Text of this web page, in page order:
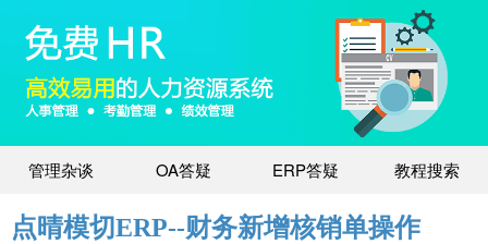
管理杂谈 OA答疑 ERP答疑 教程搜索
点晴模切ERP--财务新增核销单操作